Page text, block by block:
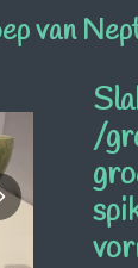
van
/